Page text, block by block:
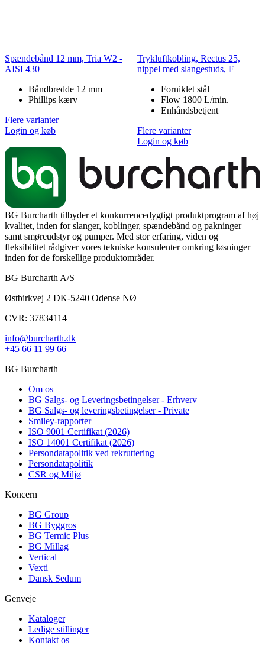
Spændebånd 12 mm, Tria W2 -
AISI 430
Båndbredde 12 mm
Phillips kærv
Flere varianter
Login og køb
Trykluftkobling, Rectus 25,
nippel med slangestuds, F
Forniklet stål
Flow 1800 L/min.
Enhåndsbetjent
Flere varianter
Login og køb
BG Burcharth tilbyder et konkurrencedygtigt produktprogram af høj
kvalitet, inden for slanger, koblinger, spændebånd og pakninger
samt smøreudstyr og pumper. Med stor erfaring, viden og
fleksibilitet rådgiver vores tekniske konsulenter omkring løsninger
inden for de forskellige produktområder.
BG Burcharth A/S
Østbirkvej 2 DK-5240 Odense NØ
CVR: 37834114
info@burcharth.dk
+45 66 11 99 66
BG Burcharth
Om os
BG Salgs- og Leveringsbetingelser - Erhverv
BG Salgs- og leveringsbetingelser - Private
Smiley-rapporter
ISO 9001 Certifikat (2026)
ISO 14001 Certifikat (2026)
Persondatapolitik ved rekruttering
Persondatapolitik
CSR og Miljø
Koncern
BG Group
BG Byggros
BG Termic Plus
BG Millag
Vertical
Vexti
Dansk Sedum
Genveje
Kataloger
Ledige stillinger
Kontakt os